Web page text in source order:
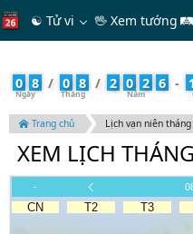
☯ Tử vi 🖖 Xem tướng 🛤
0 8 / 0 8 / 2 0 2 6 -
Trang chủ Lịch vạn niên
XEM LỊCH
-
CN T2 T3